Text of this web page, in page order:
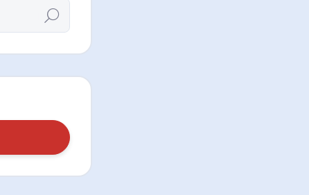
Hľadať